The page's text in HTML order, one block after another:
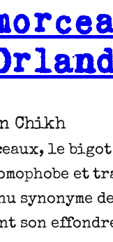
Chikh
le bigot
et
synonyme
son